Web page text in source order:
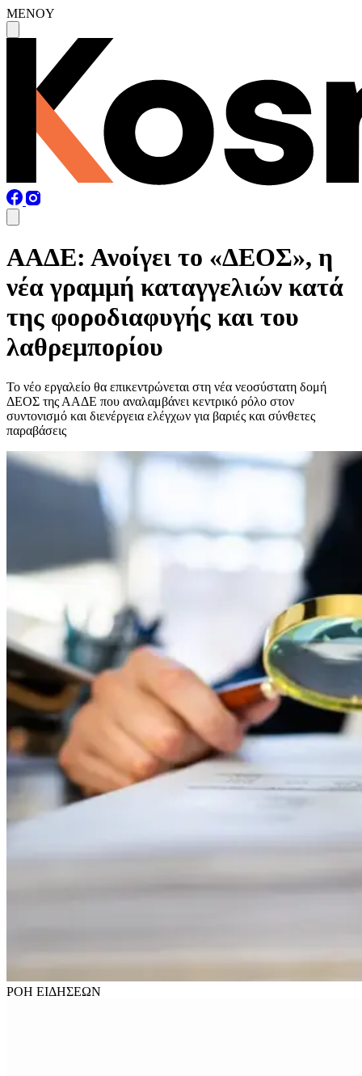
MENOY
ΑΑΔΕ: Ανοίγει το «ΔΕΟΣ», η
νέα γραμμή καταγγελιών κατά
της φοροδιαφυγής και του
λαθρεμπορίου
Το νέο εργαλείο θα επικεντρώνεται στη νέα νεοσύστατη δομή
ΔΕΟΣ της ΑΑΔΕ που αναλαμβάνει κεντρικό ρόλο στον
συντονισμό και διενέργεια ελέγχων για βαριές και σύνθετες
παραβάσεις
ΡΟΗ ΕΙΔΗΣΕΩΝ